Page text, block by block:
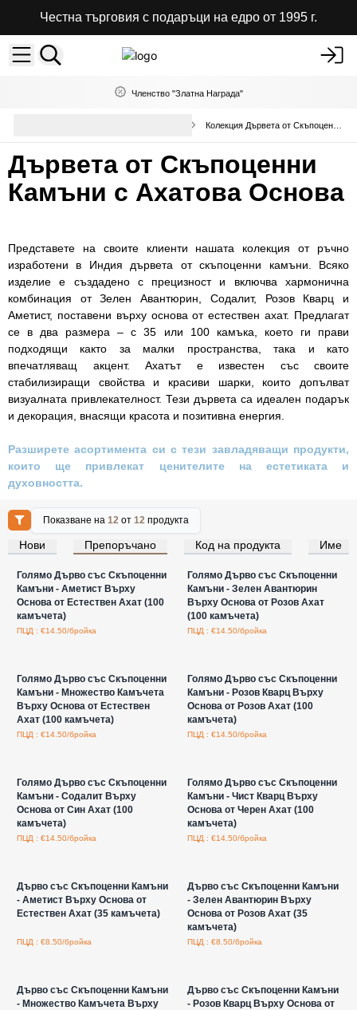
Честна търговия с подаръци на едро от 1995 г.
Членство "Златна Награда"
Дървета от Скъпоценни
Камъни с Ахатова Основа
Представете на своите клиенти нашата колекция от ръчно
изработени в Индия дървета от скъпоценни камъни. Всяко
изделие е създадено с прецизност и включва хармонична
комбинация от Зелен Авантюрин, Содалит, Розов Кварц и
Аметист, поставени върху основа от естествен ахат. Предлагат
се в два размера – с 35 или 100 камъка, което ги прави
подходящи както за малки пространства, така и като
впечатляващ акцент. Ахатът е известен със своите
стабилизиращи свойства и красиви шарки, които допълват
визуалната привлекателност. Тези дървета са идеален подарък
и декорация, внасящи красота и позитивна енергия.
Разширете асортимента си с тези завладяващи продукти,
които ще привлекат ценителите на естетиката и
духовността.
Показване на12 от12 продукта
Нови Препоръчано Код на продукта Име
Влезте за цени на едро
Голямо Дърво със Скъпоценни
Камъни - Аметист Върху
Основа от Естествен Ахат (100
камъчета)
ПЦД : €14.50/бройка
Влезте за цени на едро
Голямо Дърво със Скъпоценни
Камъни - Зелен Авантюрин
Върху Основа от Розов Ахат
(100 камъчета)
ПЦД : €14.50/бройка
Голямо Дърво със Скъпоценни
Камъни - Множество Камъчета
Върху Основа от Естествен
Ахат (100 камъчета)
ПЦД : €14.50/бройка
Голямо Дърво със Скъпоценни
Камъни - Розов Кварц Върху
Основа от Розов Ахат (100
камъчета)
ПЦД : €14.50/бройка
Голямо Дърво със Скъпоценни
Камъни - Содалит Върху
Основа от Син Ахат (100
камъчета)
ПЦД : €14.50/бройка
Голямо Дърво със Скъпоценни
Камъни - Чист Кварц Върху
Основа от Черен Ахат (100
камъчета)
ПЦД : €14.50/бройка
Дърво със Скъпоценни Камъни
- Аметист Върху Основа от
Естествен Ахат (35 камъчета)
ПЦД : €8.50/бройка
Дърво със Скъпоценни Камъни
- Зелен Авантюрин Върху
Основа от Розов Ахат (35
камъчета)
ПЦД : €8.50/бройка
Дърво със Скъпоценни Камъни
- Множество Камъчета Върху
Дърво със Скъпоценни Камъни
- Розов Кварц Върху Основа от